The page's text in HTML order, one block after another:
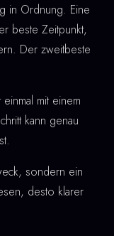
in Ordnung. Eine
beste Zeitpunkt,
Der zweitbeste
mit einem
kann genau
sondern ein
desto klarer